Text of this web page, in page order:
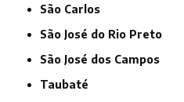
São Carlos
São José do Rio Preto
São José dos Campos
Taubaté